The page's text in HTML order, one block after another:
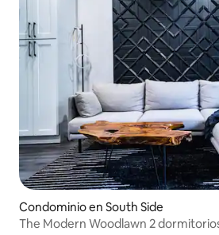
Condominio en South Side
The Modern Woodlawn 2